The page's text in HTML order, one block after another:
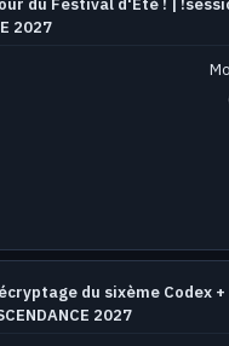
2027
du sixème Codex
2027